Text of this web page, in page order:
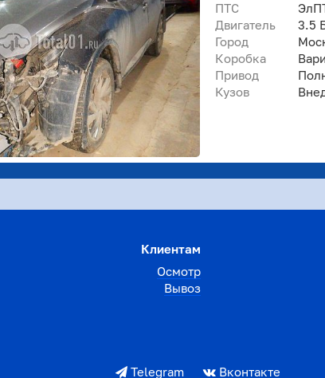
ПТС
Двигатель
3.5
Город
Коробка
Привод
Кузов
Клиентам
Осмотр
Вывоз
Telegram Вконтакте